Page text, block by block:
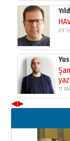
09
11
Neşat YALÇIN
Paranın Aile
03 Ağustos 2026
◀▶